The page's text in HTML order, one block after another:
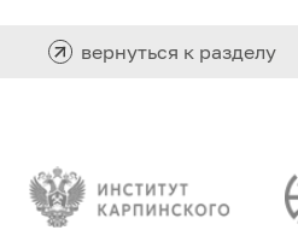
вернуться к разделу